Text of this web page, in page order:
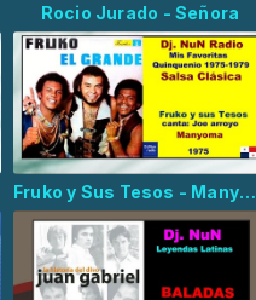
Rocio Jurado - Señora
Fruko y Sus Tesos - Manyoma